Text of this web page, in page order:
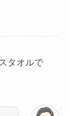
タオルで